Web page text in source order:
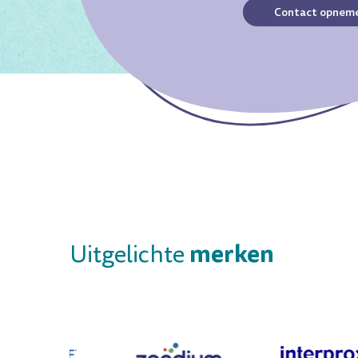
Contact
Uitgelichte merken